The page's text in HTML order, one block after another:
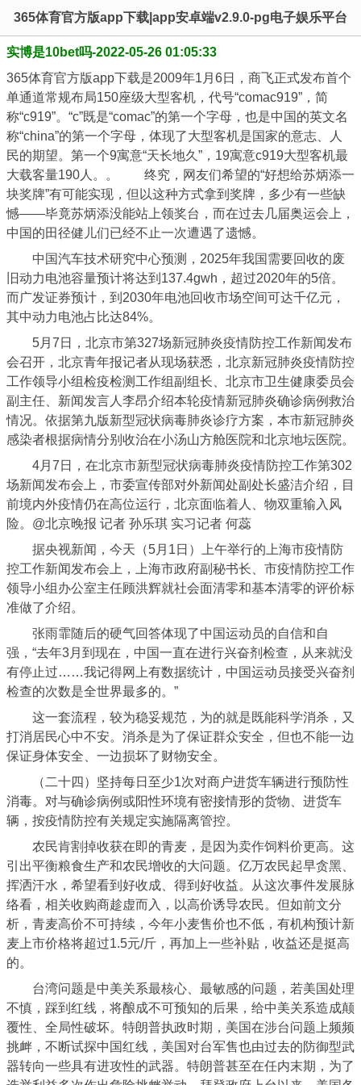
365体育官方版app下载|app安卓端v2.9.0-pg电子娱乐平台
实博是10bet吗-2022-05-26 01:05:33
365体育官方版app下载是2009年1月6日，商飞正式发布首个
单通道常规布局150座级大型客机，代号“comac919”，简
称“c919”。“c”既是“comac”的第一个字母，也是中国的英文名
称“china”的第一个字母，体现了大型客机是国家的意志、人
民的期望。第一个9寓意“天长地久”，19寓意c919大型客机最
大载客量190人。。 终究，网友们希望的“好想给苏炳添一
块奖牌”有可能实现，但以这种方式拿到奖牌，多少有一些缺
憾——毕竟苏炳添没能站上领奖台，而在过去几届奥运会上，
中国的田径健儿们已经不止一次遭遇了遗憾。
中国汽车技术研究中心预测，2025年我国需要回收的废
旧动力电池容量预计将达到137.4gwh，超过2020年的5倍。
而广发证券预计，到2030年电池回收市场空间可达千亿元，
其中动力电池占比达84%。
5月7日，北京市第327场新冠肺炎疫情防控工作新闻发布
会召开，北京青年报记者从现场获悉，北京新冠肺炎疫情防控
工作领导小组检疫检测工作组副组长、北京市卫生健康委员会
副主任、新闻发言人李昂介绍本轮疫情新冠肺炎确诊病例救治
情况。依据第九版新型冠状病毒肺炎诊疗方案，本市新冠肺炎
感染者根据病情分别收治在小汤山方舱医院和北京地坛医院。
4月7日，在北京市新型冠状病毒肺炎疫情防控工作第302
场新闻发布会上，市委宣传部对外新闻处副处长盛洁介绍，目
前境内外疫情仍在高位运行，北京面临着人、物双重输入风
险。@北京晚报 记者 孙乐琪 实习记者 何蕊
据央视新闻，今天（5月1日）上午举行的上海市疫情防
控工作新闻发布会上，上海市政府副秘书长、市疫情防控工作
领导小组办公室主任顾洪辉就社会面清零和基本清零的评价标
准做了介绍。
张雨霏随后的硬气回答体现了中国运动员的自信和自
强，“去年3月到现在，中国一直在进行兴奋剂检查，从来就没
有停止过……我记得网上有数据统计，中国运动员接受兴奋剂
检查的次数是全世界最多的。”
这一套流程，较为稳妥规范，为的就是既能科学消杀，又
打消居民心中不安。消杀是为了保证群众安全，但也不能一边
保证身体安全、一边损坏了财物安全。
（二十四）坚持每日至少1次对商户进货车辆进行预防性
消毒。对与确诊病例或阳性环境有密接情形的货物、进货车
辆，按疫情防控有关规定实施隔离管控。
农民肯割掉收获在即的青麦，是因为卖作饲料价更高。这
引出平衡粮食生产和农民增收的大问题。亿万农民起早贪黑、
挥洒汗水，希望看到好收成、得到好收益。从这次事件发展脉
络看，相关收购商趁虚而入，以高价诱导农民。但如前文分
析，青麦高价不可持续，今年小麦售价也不低，有机构预计新
麦上市价格将超过1.5元/斤，再加上一些补贴，收益还是挺高
的。
台湾问题是中美关系最核心、最敏感的问题，若美国处理
不慎，踩到红线，将酿成不可预知的后果，给中美关系造成颠
覆性、全局性破坏。特朗普执政时期，美国在涉台问题上频频
挑衅，不断试探中国红线，美国对台军售也由过去的防御型武
器转向一些具有进攻性的武器。特朗普甚至在任内末期，为了